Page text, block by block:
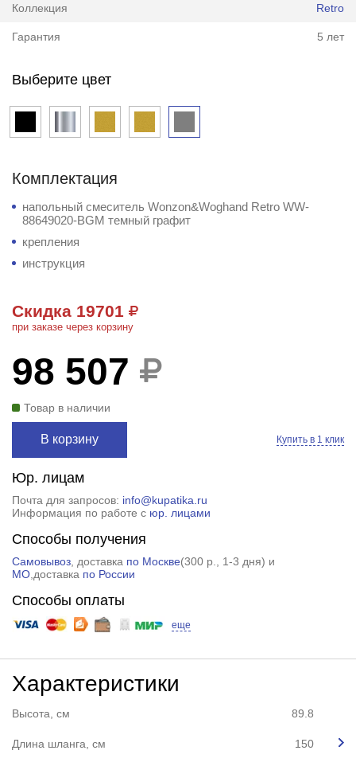
Коллекция Retro
Гарантия 5 лет
Выберите цвет
Комплектация
напольный смеситель Wonzon&Woghand Retro WW-
88649020-BGM темный графит
крепления
инструкция
Скидка 19701
при заказе через корзину
98 507
Товар в наличии
В корзину Купить в 1 клик
Юр. лицам
Почта для запросов: info@kupatika.ru
Информация по работе с юр. лицами
Способы получения
Самовывоз, доставка по Москве(300 р.
, 1-3 дня) и
МО,доставка по России
Способы оплаты
еще
Характеристики
Высота, см 89.8
Длина шланга, см 150